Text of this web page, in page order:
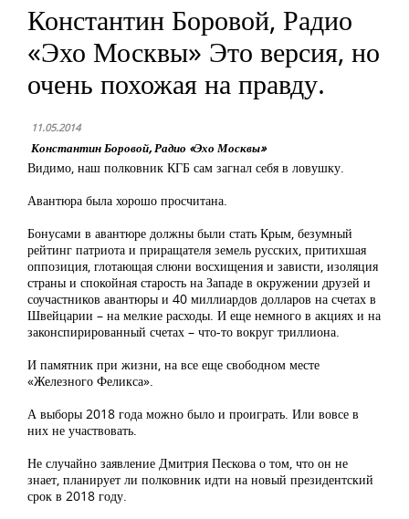
Константин Боровой, Радио
«Эхо Москвы» Это версия, но
очень похожая на правду.
11.05.2014
Константин Боровой, Радио «Эхо Москвы»
Видимо, наш полковник КГБ сам загнал себя в ловушку.
Авантюра была хорошо просчитана.
Бонусами в авантюре должны были стать Крым, безумный
рейтинг патриота и приращателя земель русских, притихшая
оппозиция, глотающая слюни восхищения и зависти, изоляция
страны и спокойная старость на Западе в окружении друзей и
соучастников авантюры и 40 миллиардов долларов на счетах в
Швейцарии – на мелкие расходы. И еще немного в акциях и на
законспирированный счетах – что-то вокруг триллиона.
И памятник при жизни, на все еще свободном месте
«Железного Феликса».
А выборы 2018 года можно было и проиграть. Или вовсе в
них не участвовать.
Не случайно заявление Дмитрия Пескова о том, что он не
знает, планирует ли полковник идти на новый президентский
срок в 2018 году.